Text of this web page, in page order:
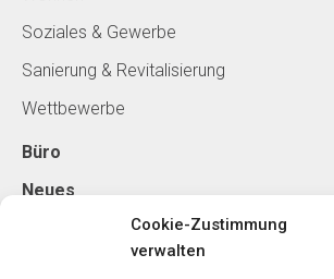
Cookie-Zustimmung
verwalten
Soziales & Gewerbe
Sanierung & Revitalisierung
Wettbewerbe
Büro
Neues